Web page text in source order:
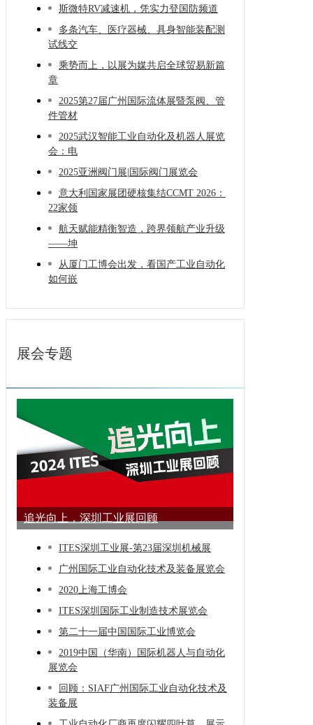
斯微特RV减速机，凭实力登国防频道
多条汽车、医疗器械、具身智能装配测
试线交
乘势而上，以展为媒共启全球贸易新篇
章
2025第27届广州国际流体展暨泵阀、管
件管材
2025武汉智能工业自动化及机器人展览
会：电
2025亚洲阀门展|国际阀门展览会
意大利国家展团硬核集结CCMT 2026：
22家领
航天赋能精衡智造，跨界领航产业升级
——坤
从厦门工博会出发，看国产工业自动化
如何嵌
展会专题
追光向上，深圳工业展回顾
ITES深圳工业展-第23届深圳机械展
广州国际工业自动化技术及装备展览会
2020上海工博会
ITES深圳国际工业制造技术展览会
第二十一届中国国际工业博览会
2019中国（华南）国际机器人与自动化
展览会
回顾：SIAF广州国际工业自动化技术及
装备展